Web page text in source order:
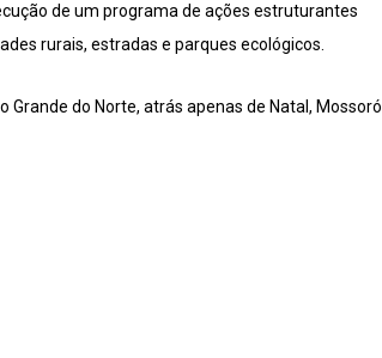
de um programa de ações estruturantes
rurais, estradas e parques ecológicos.
Grande do Norte, atrás apenas de Natal, Mossoró